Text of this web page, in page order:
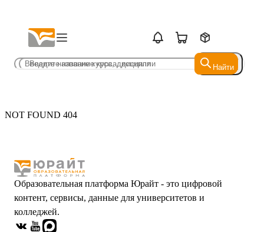
Найти
Найти
NOT FOUND 404
Образовательная платформа Юрайт - это цифровой
контент, сервисы, данные для университетов и
колледжей.